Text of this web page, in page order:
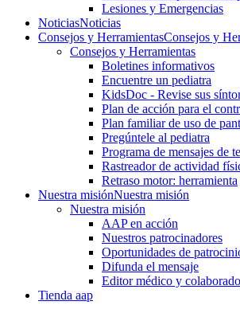
Lesiones y Emergencias
NoticiasNoticias
Consejos y HerramientasConsejos y
Consejos y Herramientas
Boletines informativos
Encuentre un pediatra
KidsDoc - Revise sus
Plan de acción para el
Plan familiar de uso de
Pregúntele al pediatra
Programa de mensajes de
Rastre​​ador de activida​d
Retraso motor: herramienta
Nuestra misiónNuestra misión
Nuestra misión
AAP en acción
Nuestros patrocinadores
Oportunidades de
Difunda el mensaje
Editor médico y
Tienda aap